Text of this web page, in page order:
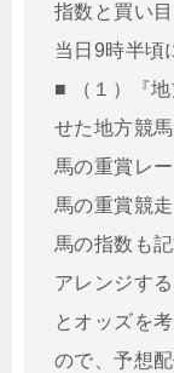
指数と買い
当日9時半頃
■ （１）『
せた地方競
馬の重賞レ
馬の重賞競
馬の指数も
アレンジす
とオッズを
ので、予想